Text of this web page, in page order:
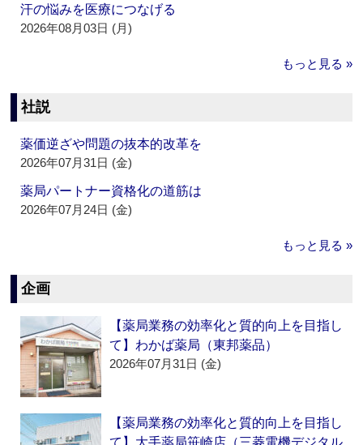
汗の悩みを医療につなげる
2026年08月03日 (月)
もっと見る »
社説
薬価逆ざや問題の抜本的改革を
2026年07月31日 (金)
薬局パートナー資格化の道筋は
2026年07月24日 (金)
もっと見る »
企画
【薬局業務の効率化と質的向上を目指し
て】わかば薬局（東邦薬品）
2026年07月31日 (金)
【薬局業務の効率化と質的向上を目指し